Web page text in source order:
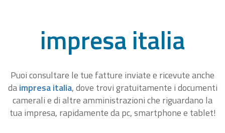
impresa italia
Puoi consultare le tue fatture inviate e ricevute anche
daimpresa italia, dove trovi gratuitamente i documenti
camerali e di altre amministrazioni che riguardano la
tua impresa, rapidamente da pc, smartphone e tablet!